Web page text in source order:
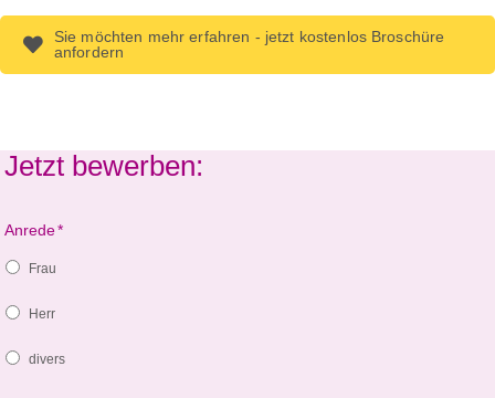
Sie möchten mehr erfahren - jetzt kostenlos Broschüre
anfordern
Jetzt bewerben:
Anrede*
Frau
Herr
divers